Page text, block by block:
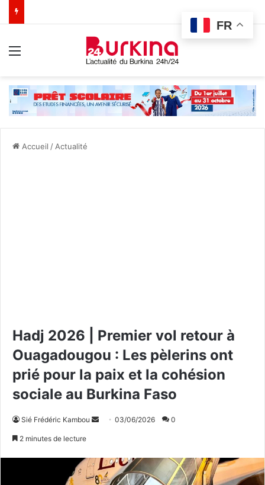
Accueil / Actualité
Hadj 2026 | Premier vol retour à
Ouagadougou : Les pèlerins ont
prié pour la paix et la cohésion
sociale au Burkina Faso
Sié Frédéric Kambou
o
y
03/06/2026 0
2 minutes de lecture
FR